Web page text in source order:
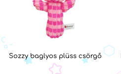
Sozzy baglyos plüss csörgő